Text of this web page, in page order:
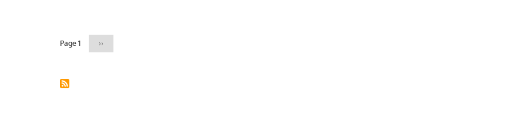
Page 1
Page
suivante
››